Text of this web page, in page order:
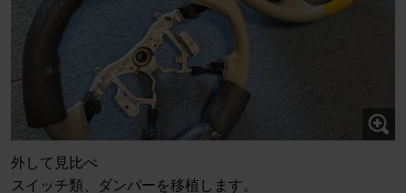
外して見比べ
スイッチ類、ダンパーを移植します。